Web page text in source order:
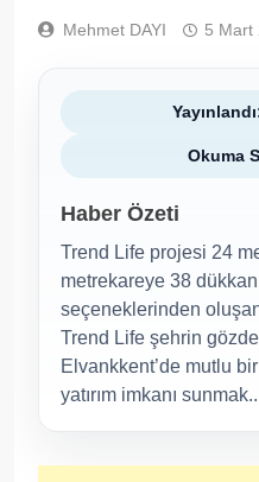
Mehmet DAYI 5 Mart
Okuma
Haber Özeti
Trend Life projesi 24
metrekareye 38
seçeneklerinden
Trend Life şehrin
Elvankkent’de mutlu
yatırım imkanı